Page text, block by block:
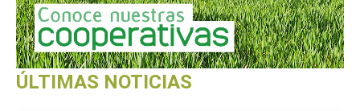
ÚLTIMAS NOTICIAS